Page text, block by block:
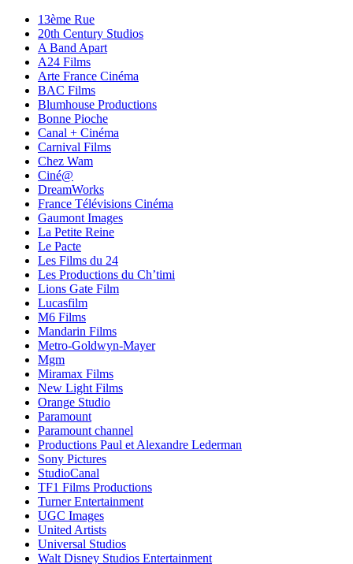
13ème Rue
20th Century Studios
A Band Apart
A24 Films
Arte France Cinéma
BAC Films
Blumhouse Productions
Bonne Pioche
Canal + Cinéma
Carnival Films
Chez Wam
Ciné@
DreamWorks
France Télévisions Cinéma
Gaumont Images
La Petite Reine
Le Pacte
Les Films du 24
Les Productions du Ch’timi
Lions Gate Film
Lucasfilm
M6 Films
Mandarin Films
Metro-Goldwyn-Mayer
Mgm
Miramax Films
New Light Films
Orange Studio
Paramount
Paramount channel
Productions Paul et Alexandre Lederman
Sony Pictures
StudioCanal
TF1 Films Productions
Turner Entertainment
UGC Images
United Artists
Universal Studios
Walt Disney Studios Entertainment